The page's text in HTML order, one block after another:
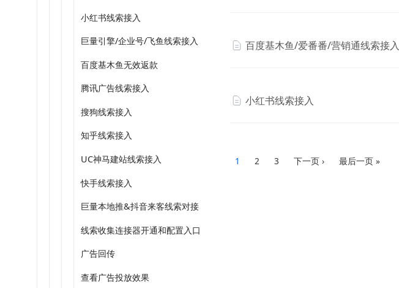
小红书线索接入
巨量引擎/企业号/飞鱼线索接入
百度基木鱼无效返款
腾讯广告线索接入
搜狗线索接入
知乎线索接入
UC神马建站线索接入
快手线索接入
巨量本地推&抖音来客线索对接
线索收集连接器开通和配置入口
广告回传
查看广告投放效果
百度基木鱼/爱番番/营销通线索接入
小红书线索接入
1 2 3 下一页 › 最后一页 »